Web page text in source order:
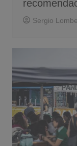
Sergio